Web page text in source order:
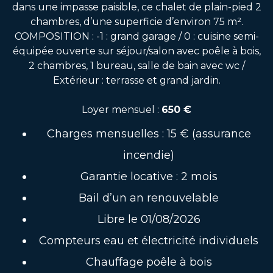
dans une impasse paisible, ce chalet de plain-pied 2
chambres, d’une superficie d’environ 75 m².
COMPOSITION : -1 : grand garage / 0 : cuisine semi-
équipée ouverte sur séjour/salon avec poêle à bois,
2 chambres, 1 bureau, salle de bain avec wc /
Extérieur : terrasse et grand jardin.
Loyer mensuel : 650 €
Charges mensuelles : 15 € (assurance
incendie)
Garantie locative : 2 mois
Bail d’un an renouvelable
Libre le 01/08/2026
Compteurs eau et électricité individuels
Chauffage poêle à bois